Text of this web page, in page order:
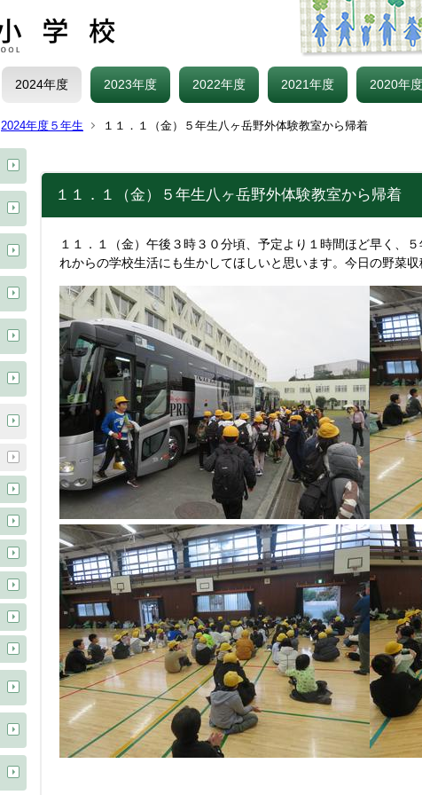
2024年度 2023年度 2022年度 2021年度 2020年度
2024年度５年生 １１．１（金）５年生八ヶ岳野外体験教室から帰着
１１．１（金）５年生八ヶ岳野外体験教室から帰着
１１．１（金）午後３時３０分頃、予定より１時間ほど早く、
れからの学校生活にも生かしてほしいと思います。今日の野菜